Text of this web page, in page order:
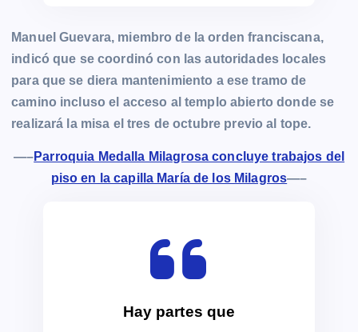
Manuel Guevara, miembro de la orden franciscana,
indicó que se coordinó con las autoridades locales
para que se diera mantenimiento a ese tramo de
camino incluso el acceso al templo abierto donde se
realizará la misa el tres de octubre previo al tope.
—–Parroquia Medalla Milagrosa concluye trabajos del
piso en la capilla María de los Milagros—–
Hay partes que